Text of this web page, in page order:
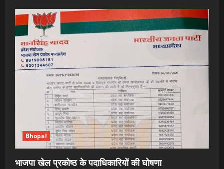
Bhopal
भाजपा खेल प्रकोष्ठ के पदाधिकारियों की घोषणा